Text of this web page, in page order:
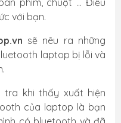
phím, chuột … Điều
với bạn.
sẽ nêu ra những
laptop bị lỗi và
tra khi thấy xuất hiện
của laptop là bạn